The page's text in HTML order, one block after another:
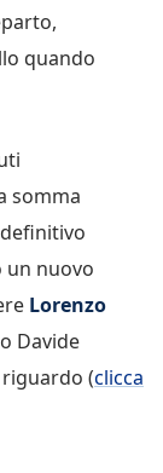
quando
somma
un nuovo
Lorenzo
Davide
(clicca